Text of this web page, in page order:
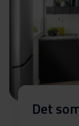
Det